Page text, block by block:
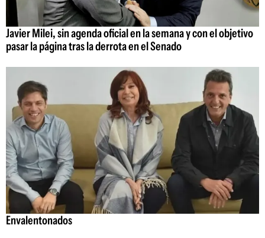
Javier Milei, sin agenda oficial en la semana y con el objetivo
pasar la página tras la derrota en el Senado
Envalentonados